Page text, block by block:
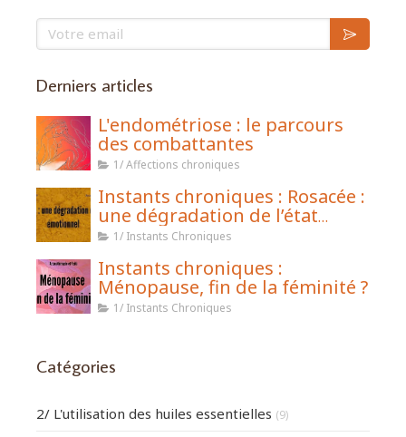
Votre email
Derniers articles
L'endométriose : le parcours
des combattantes
1/ Affections chroniques
Instants chroniques : Rosacée :
une dégradation de l’état
émotionnel
1/ Instants Chroniques
Instants chroniques :
Ménopause, fin de la féminité ?
1/ Instants Chroniques
Catégories
2/ L'utilisation des huiles essentielles (9)